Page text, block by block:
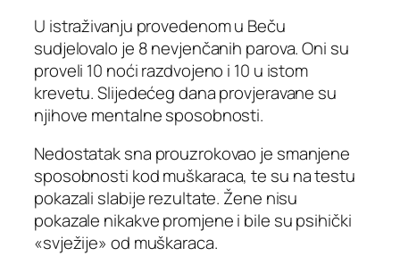
U istraživanju provedenom u Beču
sudjelovalo je 8 nevjenčanih parova. Oni su
proveli 10 noći razdvojeno i 10 u istom
krevetu. Slijedećeg dana provjeravane su
njihove mentalne sposobnosti.
Nedostatak sna prouzrokovao je smanjene
sposobnosti kod muškaraca, te su na testu
pokazali slabije rezultate. Žene nisu
pokazale nikakve promjene i bile su psihički
«svježije» od muškaraca.